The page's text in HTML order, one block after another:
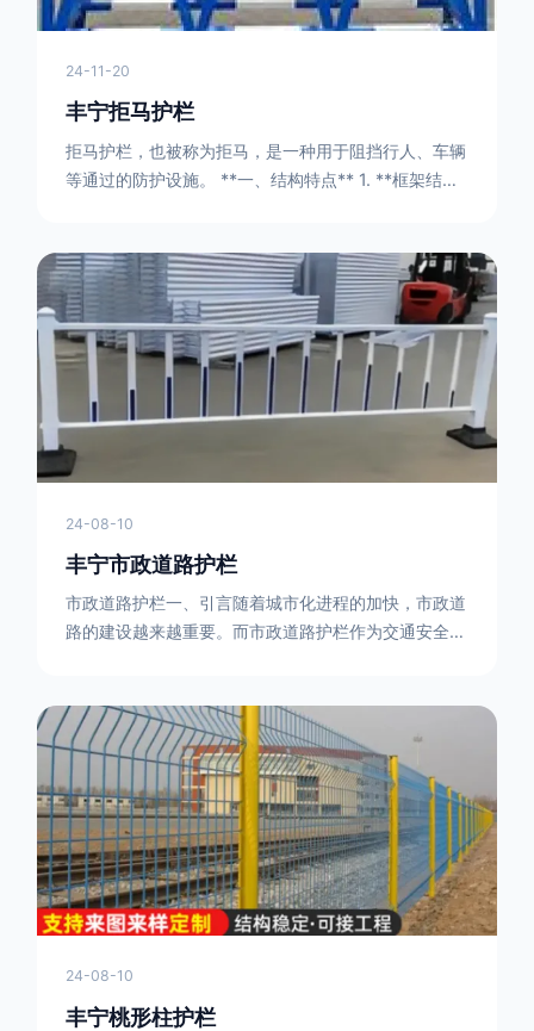
24-11-20
丰宁拒马护栏
拒马护栏，也被称为拒马，是一种用于阻挡行人、车辆
等通过的防护设施。 **一、结构特点** 1. **框架结构
方形的框架组合。这些框架相互连接，形成一个稳定的
结构，能够承受一定的冲击力。例如，在一些临时交通
管制的现场，三角形框架的拒马护栏可以很方便地拼接
在一起，像一个个小的三角锥形状的结构单
24-08-10
丰宁市政道路护栏
市政道路护栏一、引言随着城市化进程的加快，市政道
路的建设越来越重要。而市政道路护栏作为交通安全的
的功能防护功能：市政道路护栏的主要功能是防止车辆
失控，保护行人安全。它可以有效地阻止因驾驶员疏忽
或车辆故障而导致的事故发生，减少交通事故的发生
率。隔离功能：市政道路护栏可以将道路与人行道、绿
化带等隔离开来，避
24-08-10
丰宁桃形柱护栏